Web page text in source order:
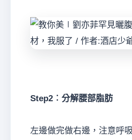
Step2︰分解腰部脂肪
左邊做完做右邊，注意呼